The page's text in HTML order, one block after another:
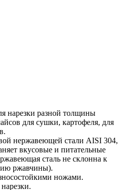
нарезки разной толщины
для сушки, картофеля, для
нержавеющей стали AISI 304,
вкусовые и питательные
сталь не склонна к
ржавчины).
ножами.